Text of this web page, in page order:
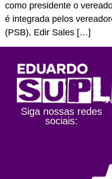
como presidente o
é integrada pelos
(PSB), Edir Sales […]
Siga nossas redes
sociais: